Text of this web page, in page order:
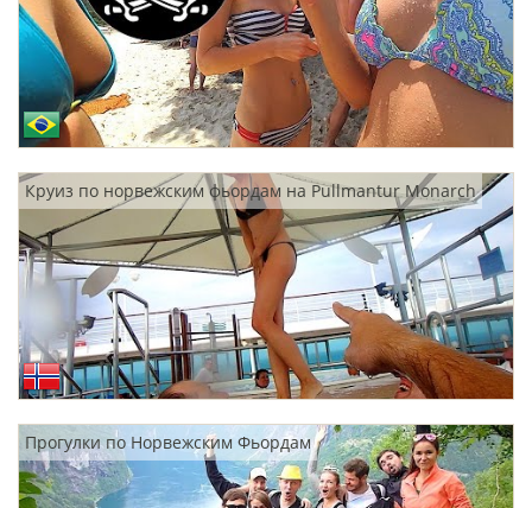
Круиз по норвежским фьордам на Pullmantur Monarch
Прогулки по Норвежским Фьордам